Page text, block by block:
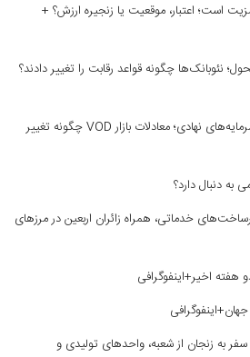
مزیت است؛ اعتبار، موقعیت یا زنجیره ارزش؟ +
نئوبانک‌ها چگونه قواعد رقابت را تغییر دادند؟
از نبرد بر سر محتوا تا ورود سرمایه‌های نهادی؛ معادلات بازار VOD چگونه تغییر
خدماتی، همراه زائران اربعین در مرز‌های
هفته اخیر+اینفوگرافی
به زنجان از شعبه، واحدهای تولیدی و